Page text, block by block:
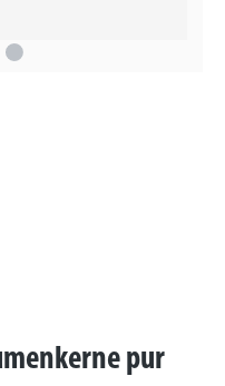
pur